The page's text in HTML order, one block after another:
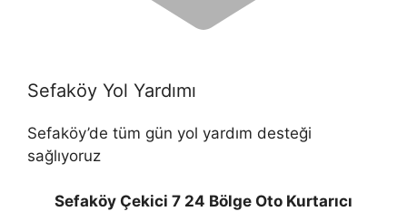
Sefaköy Yol Yardımı
Sefaköy’de tüm gün yol yardım desteği
sağlıyoruz
Sefaköy Çekici 7 24 Bölge Oto Kurtarıcı